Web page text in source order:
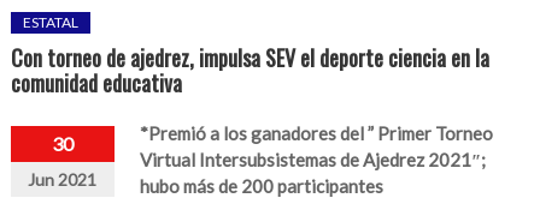
ESTATAL
Con torneo de ajedrez, impulsa SEV el deporte ciencia en la
comunidad educativa
30
Jun 2021
*Premió a los ganadores del ” Primer Torneo
Virtual Intersubsistemas de Ajedrez 2021″;
hubo más de 200 participantes